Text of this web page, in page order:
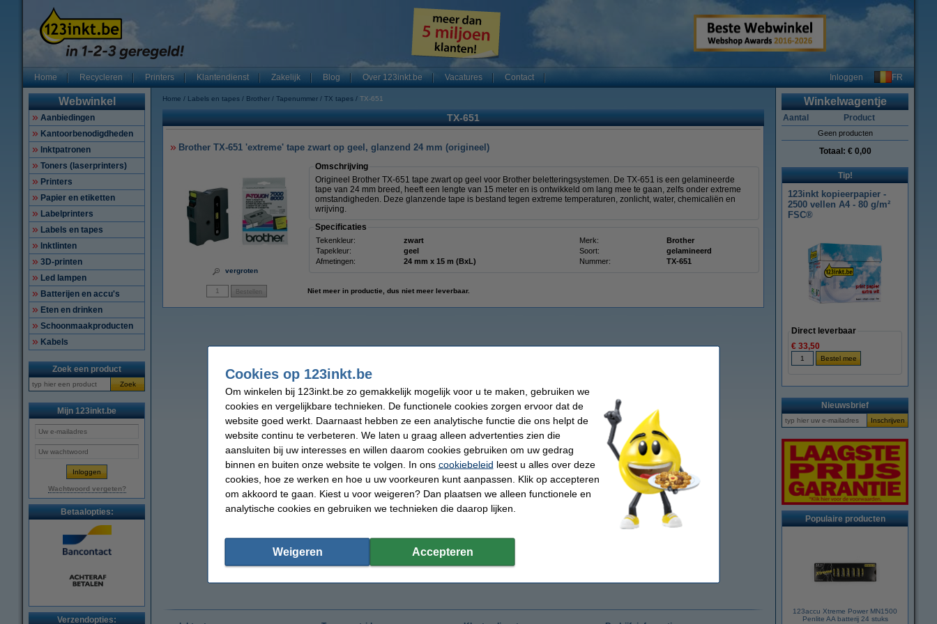
Home Recycleren Printers Klantendienst Zakelijk Blog Over 123inkt.be Vacatures Contact Inloggen FR
Webwinkel
Aanbiedingen
Kantoorbenodigdheden
Inktpatronen
Toners (laserprinters)
Printers
Papier en etiketten
Labelprinters
Labels en tapes
Inktlinten
3D-printen
Led lampen
Batterijen en accu's
Eten en drinken
Schoonmaakproducten
Kabels
Zoek een product
Zoek
Mijn 123inkt.be
Wachtwoord vergeten?
Betaalopties:
Verzendopties:
Home Labels en tapes Brother Tapenummer TX tapes TX-651
TX-651
Brother TX-651 'extreme' tape zwart op geel, glanzend 24 mm (origineel)
vergroten
Omschrijving
Origineel Brother TX-651 tape zwart op geel voor Brother beletteringsystemen. De TX-651 is een gelamineerde
tape van 24 mm breed, heeft een lengte van 15 meter en is ontwikkeld om lang mee te gaan, zelfs onder extreme
omstandigheden. Deze glanzende tape is bestand tegen extreme temperaturen, zonlicht, water, chemicaliën en
wrijving.
Specificaties
Tekenkleur: zwart Merk:
Brother
Tapekleur:
geel Soort:
gelamineerd
Afmetingen:
24 mm x 15 m (BxL) Nummer: TX-651
Niet meer in productie, dus niet meer leverbaar.
Winkelwagentje
Aantal Product
Geen producten
Totaal: € 0,00
Tip!
123inkt kopieerpapier -
2500 vellen A4 - 80 g/m²
FSC®
Direct leverbaar
€ 33,50
Nieuwsbrief
Populaire producten
123accu Xtreme Power MN1500
Penlite AA batterij 24 stuks
Cookies op 123inkt.be
Om winkelen bij 123inkt.be zo gemakkelijk mogelijk voor u te maken, gebruiken we
cookies en vergelijkbare technieken. De functionele cookies zorgen ervoor dat de
website goed werkt. Daarnaast hebben ze een analytische functie die ons helpt de
website continu te verbeteren. We laten u graag alleen advertenties zien die
aansluiten bij uw interesses en willen daarom cookies gebruiken om uw gedrag
binnen en buiten onze website te volgen. In ons cookiebeleid leest u alles over deze
cookies, hoe ze werken en hoe u uw voorkeuren kunt aanpassen. Klik op accepteren
om akkoord te gaan. Kiest u voor weigeren? Dan plaatsen we alleen functionele en
analytische cookies en gebruiken we technieken die daarop lijken.
Weigeren Accepteren